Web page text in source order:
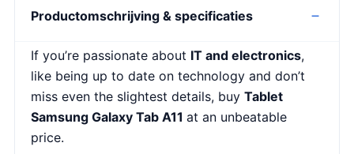
Productomschrijving & specificaties
If you’re passionate about IT and electronics,
like being up to date on technology and don’t
miss even the slightest details, buy Tablet
Samsung Galaxy Tab A11 at an unbeatable
price.